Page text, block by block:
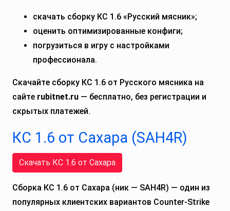
скачать сборку КС 1.6 «Русский мясник»;
оценить оптимизированные конфиги;
погрузиться в игру с настройками
профессионала.
Скачайте сборку КС 1.6 от Русского мясника на
сайте rubitnet.ru — бесплатно, без регистрации и
скрытых платежей.
КС 1.6 от Сахара (SAH4R)
Скачать КС 1.6 от Сахара
Сборка КС 1.6 от Сахара (ник — SAH4R) — один из
популярных клиентских вариантов Counter-Strike